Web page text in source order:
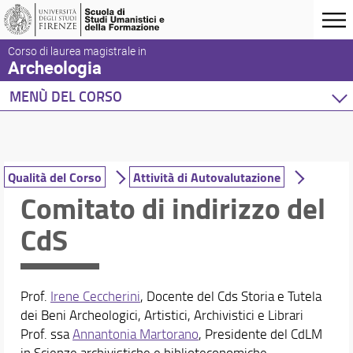
Corso di laurea magistrale in
Archeologia
MENÙ DEL CORSO
Presentazione del corso
Sedi e strutture
Norme e regolamenti
Organizzazione
Per iscriversi
Per laurearsi
Proseguire dopo la laurea
Qualità del Corso
Studenti con disabilità
Qualità del Corso Attività di Autovalutazione
Comitato di indirizzo del
CdS
Prof. Irene Ceccherini, Docente del Cds Storia e Tutela
dei Beni Archeologici, Artistici, Archivistici e Librari
Prof. ssaAnnantonia Martorano, Presidente del CdLM